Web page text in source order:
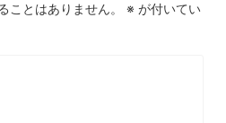
ことはありません。 ※ が付いてい